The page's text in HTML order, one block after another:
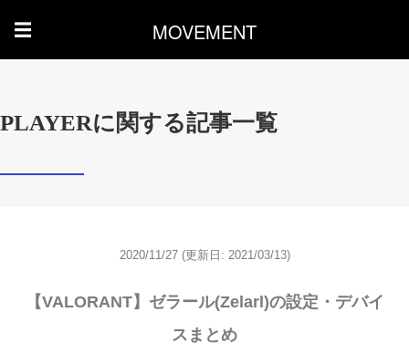
☰ MOVEMENT
PLAYERに関する記事一覧
2020/11/27 (更新日: 2021/03/13)
【VALORANT】ゼラール(Zelarl)の設定・デバイ
スまとめ